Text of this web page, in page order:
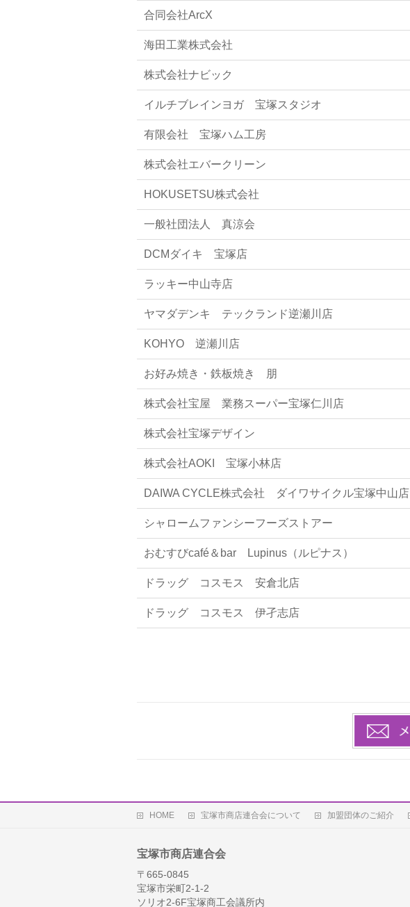
合同会社ArcX
海田工業株式会社
株式会社ナビック
イルチブレインヨガ 宝塚スタジオ
有限会社 宝塚ハム工房
株式会社エバークリーン
HOKUSETSU株式会社
一般社団法人 真涼会
DCMダイキ 宝塚店
ラッキー中山寺店
ヤマダデンキ テックランド逆瀬川店
KOHYO 逆瀬川店
お好み焼き・鉄板焼き 朋
株式会社宝屋 業務スーパー宝塚仁川店
株式会社宝塚デザイン
株式会社AOKI 宝塚小林店
DAIWA CYCLE株式会社 ダイワサイクル宝塚中山店
シャロームファンシーフーズストアー
おむすびcafé＆bar Lupinus（ルピナス）
ドラッグ コスモス 安倉北店
ドラッグ コスモス 伊孑志店
HOME 宝塚市商店連合会について 加盟団体のご紹介
宝塚市商店連合会
〒665-0845
宝塚市栄町2-1-2
ソリオ2-6F宝塚商工会議所内